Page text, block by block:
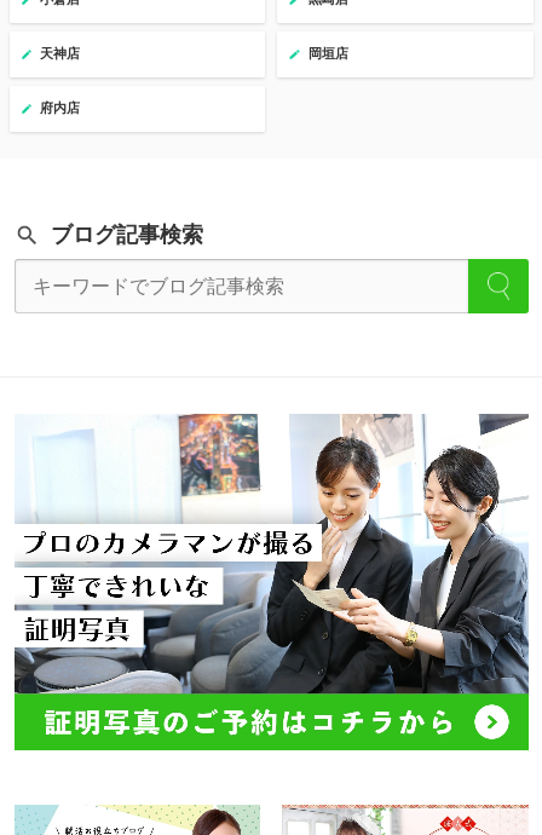
天神店 岡垣店
府内店
ブログ記事検索